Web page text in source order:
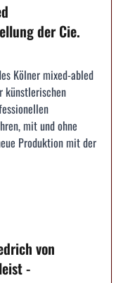
der Cie.
Kölner mixed-abled
künstlerischen
mit und ohne
Produktion mit der
von
-